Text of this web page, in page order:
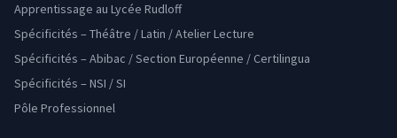
Apprentissage au Lycée Rudloff
Spécificités – Théâtre / Latin / Atelier Lecture
Spécificités – Abibac / Section Européenne / Certilingua
Spécificités – NSI / SI
Pôle Professionnel